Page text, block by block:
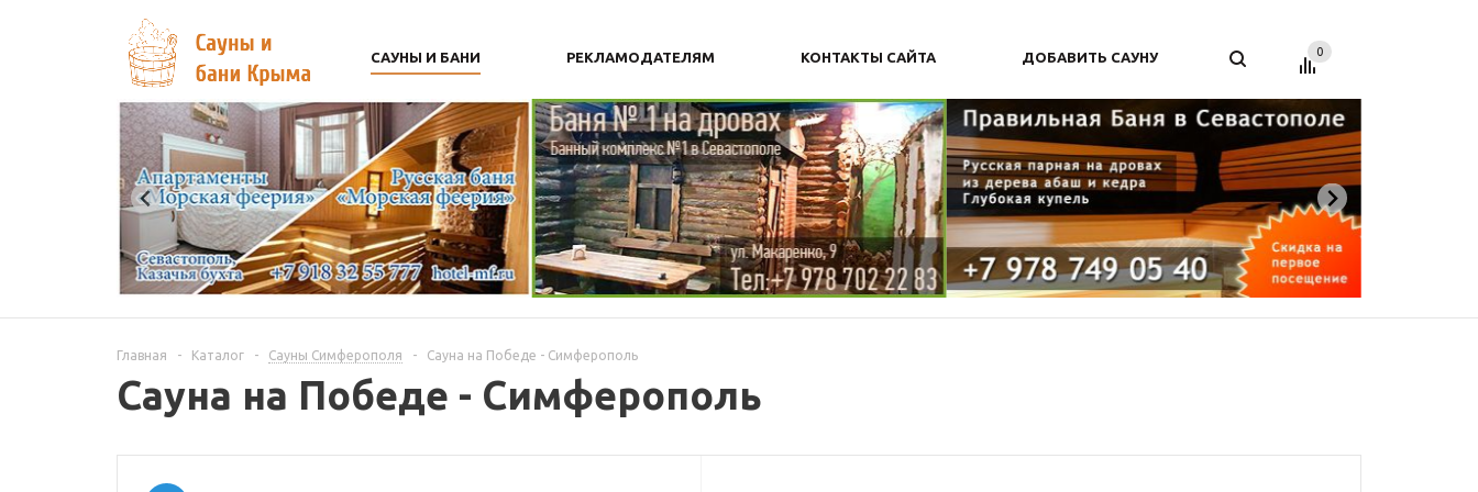
САУНЫ И БАНИ РЕКЛАМОДАТЕЛЯМ КОНТАКТЫ САЙТА ДОБАВИТЬ САУНУ 0
Главная - Каталог - Сауны Симферополя - Сауна на Победe - Симферополь
Сауна на Победe - Симферополь